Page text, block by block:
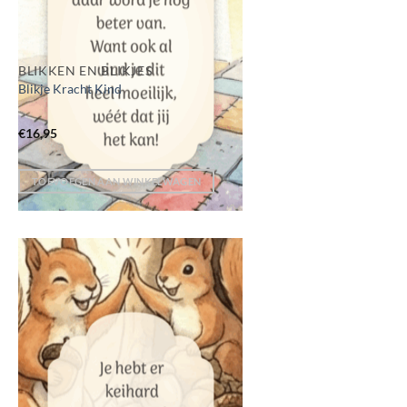
BLIKKEN EN BLIKJES
Blikje Kracht Kind
€16,95
TOEVOEGEN AAN WINKELWAGEN